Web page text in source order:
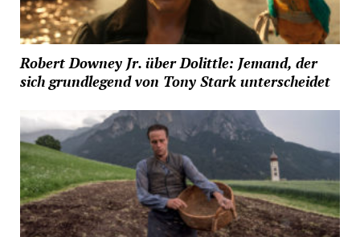
Robert Downey Jr. über Dolittle: Jemand, der
sich grundlegend von Tony Stark unterscheidet